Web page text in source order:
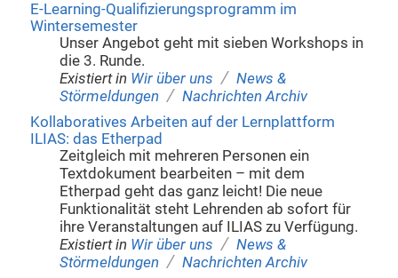
E-Learning-Qualifizierungsprogramm im
Wintersemester
Unser Angebot geht mit sieben Workshops in
die 3. Runde.
Existiert in Wir über uns / News &
Störmeldungen / Nachrichten Archiv
Kollaboratives Arbeiten auf der Lernplattform
ILIAS: das Etherpad
Zeitgleich mit mehreren Personen ein
Textdokument bearbeiten – mit dem
Etherpad geht das ganz leicht! Die neue
Funktionalität steht Lehrenden ab sofort für
ihre Veranstaltungen auf ILIAS zu Verfügung.
Existiert in Wir über uns / News &
Störmeldungen / Nachrichten Archiv